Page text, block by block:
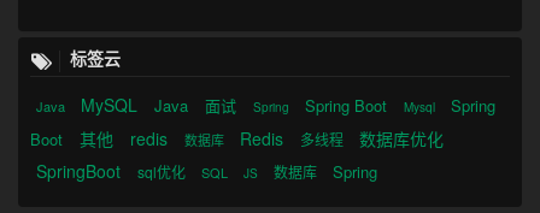
标签云
Java MySQL Java 面试 Spring Spring Boot Mysql
Spring
Boot
其他 redis 数据库 Redis 多线程
数据库优化
SpringBoot
sql优化 SQL JS 数据库 Spring